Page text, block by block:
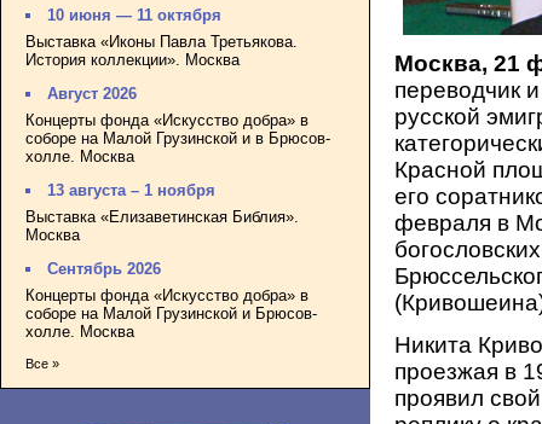
10 июня — 11 октября
Выставка «Иконы Павла Третьякова.
История коллекции». Москва
Август 2026
Концерты фонда «Искусство добра» в
соборе на Малой Грузинской и в Брюсов-
холле. Москва
13 августа – 1 ноября
Выставка «Елизаветинская Библия».
Москва
Сентябрь 2026
Концерты фонда «Искусство добра» в
соборе на Малой Грузинской и Брюсов-
холле. Москва
Все »
Москва, 21
переводчик
русской
Красной
его
февраля в
Никита
проезжая в
проявил